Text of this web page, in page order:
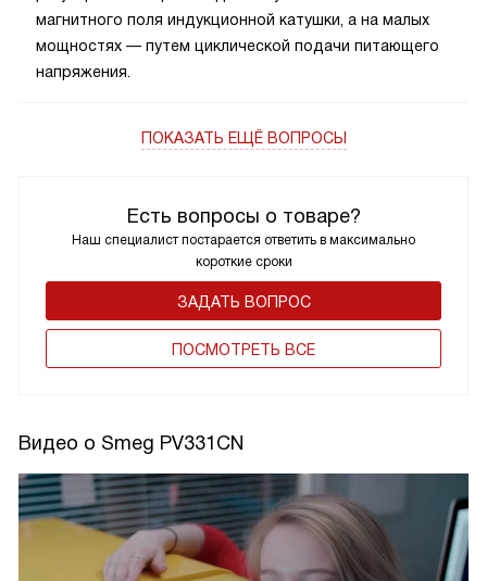
Есть вопросы о товаре?
Наш специалист постарается ответить в максимально
короткие сроки
ЗАДАТЬ ВОПРОС
ПОCМОТРЕТЬ ВСЕ
магнитного поля индукционной катушки, а на малых
мощностях — путем циклической подачи питающего
напряжения.
ПОКАЗАТЬ ЕЩЁ ВОПРОСЫ
Видео о Smeg PV331CN